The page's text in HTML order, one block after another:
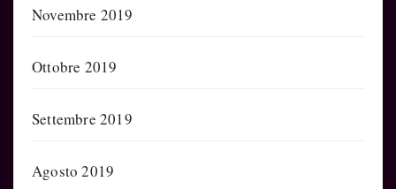
Novembre 2019
Ottobre 2019
Settembre 2019
Agosto 2019